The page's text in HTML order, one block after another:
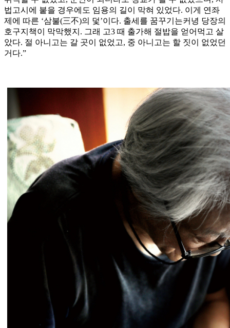
법고시에 붙을 경우에도 임용의 길이 막혀 있었다. 이게 연좌
제에 따른 ‘삼불(三不)의 덫’이다. 출세를 꿈꾸기는커녕 당장의
호구지책이 막막했지. 그래 고3 때 출가해 절밥을 얻어먹고 살
았다. 절 아니고는 갈 곳이 없었고, 중 아니고는 할 짓이 없었던
거다.”